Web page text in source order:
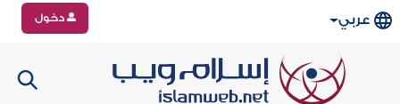
عربي دخول